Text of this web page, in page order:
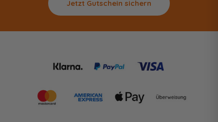
Jetzt Gutschein sichern